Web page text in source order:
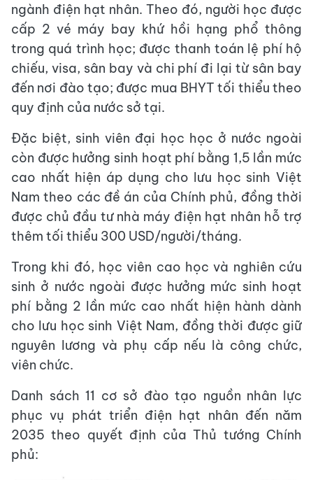
ngành điện hạt nhân. Theo đó, người học được
cấp 2 vé máy bay khứ hồi hạng phổ thông
trong quá trình học; được thanh toán lệ phí hộ
chiếu, visa, sân bay và chi phí đi lại từ sân bay
đến nơi đào tạo; được mua BHYT tối thiểu theo
quy định của nước sở tại.
Đặc biệt, sinh viên đại học học ở nước ngoài
còn được hưởng sinh hoạt phí bằng 1,5 lần mức
cao nhất hiện áp dụng cho lưu học sinh Việt
Nam theo các đề án của Chính phủ, đồng thời
được chủ đầu tư nhà máy điện hạt nhân hỗ trợ
thêm tối thiểu 300 USD/người/tháng.
Trong khi đó, học viên cao học và nghiên cứu
sinh ở nước ngoài được hưởng mức sinh hoạt
phí bằng 2 lần mức cao nhất hiện hành dành
cho lưu học sinh Việt Nam, đồng thời được giữ
nguyên lương và phụ cấp nếu là công chức,
viên chức.
Danh sách 11 cơ sở đào tạo nguồn nhân lực
phục vụ phát triển điện hạt nhân đến năm
2035 theo quyết định của Thủ tướng Chính
phủ: